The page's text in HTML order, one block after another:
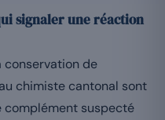
signaler une réaction
conservation de
chimiste cantonal sont
complément suspecté